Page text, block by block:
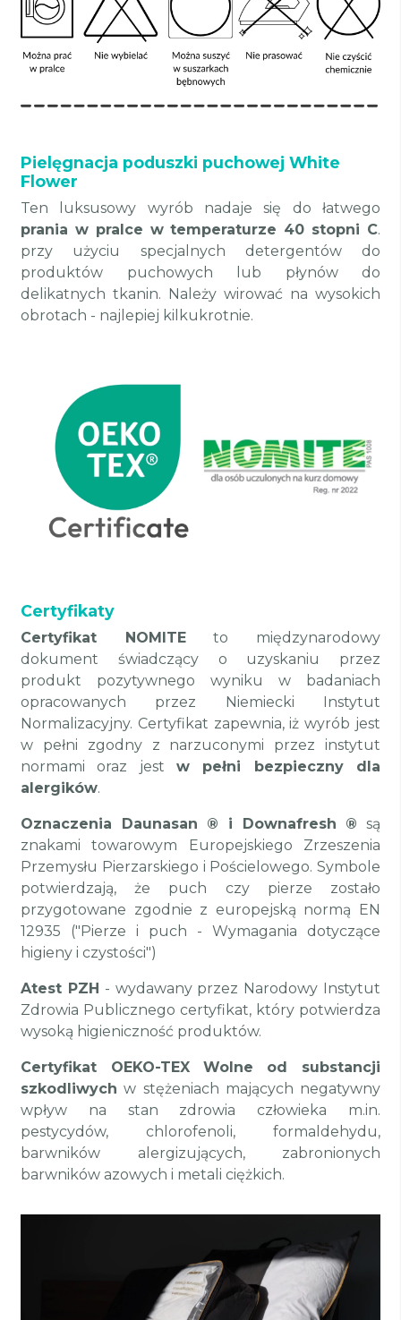
Pielęgnacja poduszki puchowej White
Flower
Ten luksusowy wyrób nadaje się do łatwego
prania w pralce w temperaturze 40 stopni C.
przy użyciu specjalnych detergentów do
produktów puchowych lub płynów do
delikatnych tkanin. Należy wirować na wysokich
obrotach - najlepiej kilkukrotnie.
Certyfikaty
Certyfikat NOMITEto międzynarodowy
dokument świadczący o uzyskaniu przez
produkt pozytywnego wyniku w badaniach
opracowanych przez Niemiecki Instytut
Normalizacyjny. Certyfikat zapewnia, iż wyrób jest
w pełni zgodny z narzuconymi przez instytut
normami oraz jest w pełni bezpieczny dla
alergików.
Oznaczenia Daunasan ® i Downafresh ® są
znakami towarowym Europejskiego Zrzeszenia
Przemysłu Pierzarskiego i Pościelowego. Symbole
potwierdzają, że puch czy pierze zostało
przygotowane zgodnie z europejską normą EN
12935 ("Pierze i puch - Wymagania dotyczące
higieny i czystości")
Atest PZH - wydawany przez Narodowy Instytut
Zdrowia Publicznego certyfikat, który potwierdza
wysoką higieniczność produktów.
Certyfikat OEKO-TEX
Wolne od substancji
szkodliwych w stężeniach mających negatywny
wpływ na stan zdrowia człowieka m.in.
pestycydów, chlorofenoli, formaldehydu,
barwników alergizujących, zabronionych
barwników azowych i metali ciężkich.